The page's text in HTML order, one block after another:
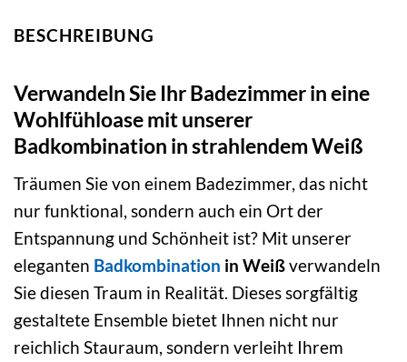
BESCHREIBUNG
Verwandeln Sie Ihr Badezimmer in eine
Wohlfühloase mit unserer
Badkombination in strahlendem Weiß
Träumen Sie von einem Badezimmer, das nicht
nur funktional, sondern auch ein Ort der
Entspannung und Schönheit ist? Mit unserer
eleganten Badkombination in Weißverwandeln
Sie diesen Traum in Realität. Dieses sorgfältig
gestaltete Ensemble bietet Ihnen nicht nur
reichlich Stauraum, sondern verleiht Ihrem